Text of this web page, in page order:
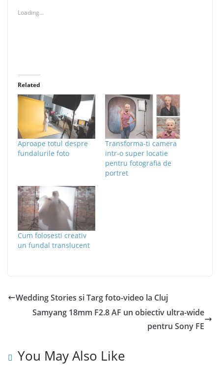
Loading...
Related
Aproape totul despre
fundalurile foto
Transforma-ti camera
intr-o super locatie
pentru fotografia de
portret
Cum folosesti creativ
un fundal translucent
Wedding Stories si Targ foto-video la Cluj
Samyang 18mm F2.8 AF un obiectiv ultra-wide
pentru Sony FE
You May Also Like